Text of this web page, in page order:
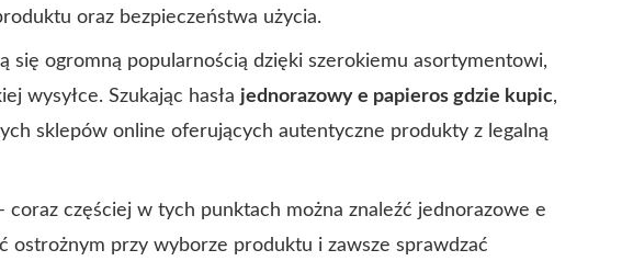
oraz bezpieczeństwa użycia.
się ogromną popularnością dzięki szerokiemu asortymentowi,
wysyłce. Szukając hasła jednorazowy e papieros gdzie kupic,
sklepów online oferujących autentyczne produkty z legalną
coraz częściej w tych punktach można znaleźć jednorazowe e
ostrożnym przy wyborze produktu i zawsze sprawdzać